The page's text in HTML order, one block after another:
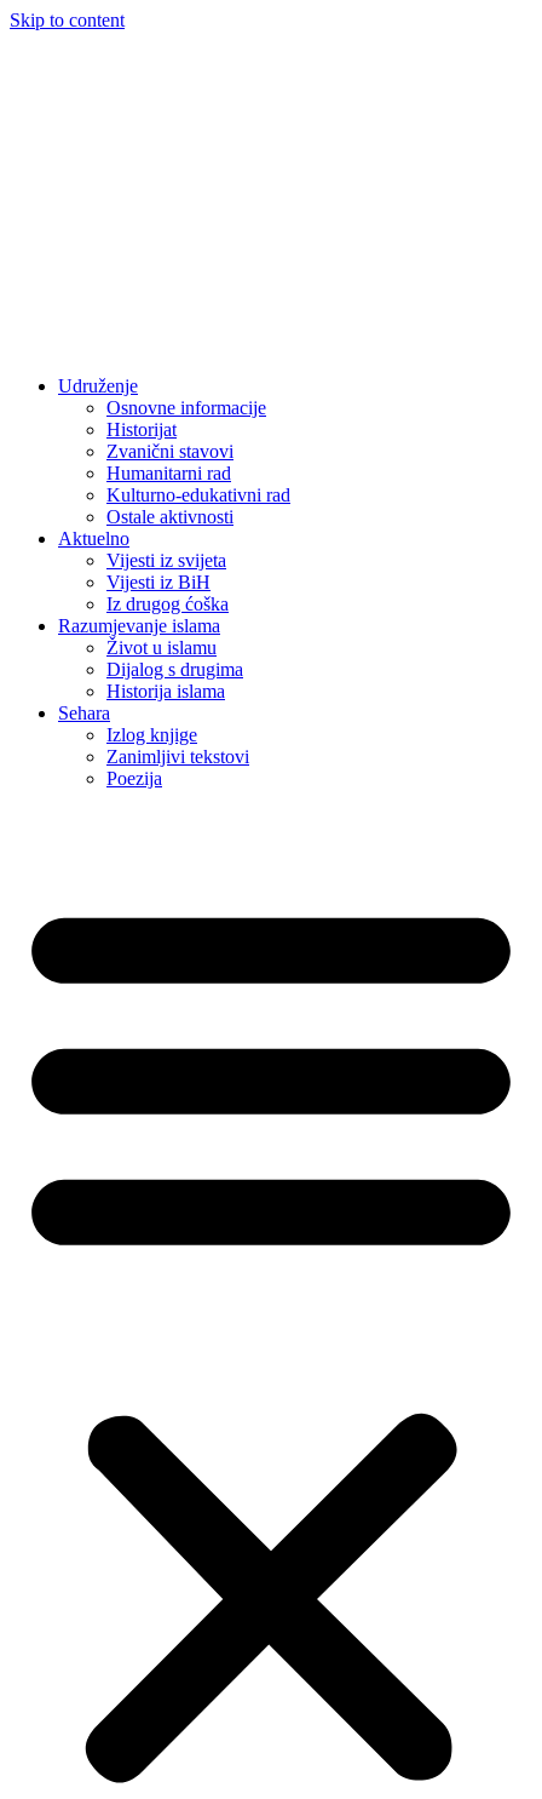
Skip to content
Udruženje
Osnovne informacije
Historijat
Zvanični stavovi
Humanitarni rad
Kulturno-edukativni rad
Ostale aktivnosti
Aktuelno
Vijesti iz svijeta
Vijesti iz BiH
Iz drugog ćoška
Razumjevanje islama
Život u islamu
Dijalog s drugima
Historija islama
Sehara
Izlog knjige
Zanimljivi tekstovi
Poezija